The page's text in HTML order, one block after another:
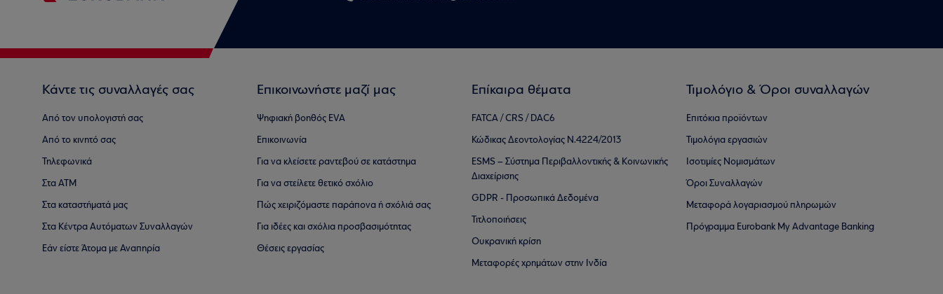
Κάντε τις συναλλαγές σας
Από τον υπολογιστή σας
Από το κινητό σας
Τηλεφωνικά
Στα ΑΤΜ
Στα καταστήματά μας
Στα Κέντρα Αυτόματων Συναλλαγών
Εάν είστε Άτομα με Αναπηρία
Επικοινωνήστε μαζί μας
Ψηφιακή βοηθός EVA
Επικοινωνία
Για να κλείσετε ραντεβού σε κατάστημα
Για να στείλετε θετικό σχόλιο
Πώς χειριζόμαστε παράπονα ή σχόλιά σας
Για ιδέες και σχόλια προσβασιμότητας
Θέσεις εργασίας
Επίκαιρα θέματα
FATCA / CRS / DAC6
Κώδικας Δεοντολογίας Ν.4224/2013
ESMS – Σύστημα Περιβαλλοντικής & Κοινωνικής
Διαχείρισης
GDPR - Προσωπικά Δεδομένα
Τιτλοποιήσεις
Ουκρανική κρίση
Μεταφορές χρημάτων στην Ινδία
Τιμολόγιο & Όροι συναλλαγών
Επιτόκια προϊόντων
Τιμολόγια εργασιών
Ισοτιμίες Νομισμάτων
Όροι Συναλλαγών
Μεταφορά λογαριασμού πληρωμών
Πρόγραμμα Eurobank My Advantage Banking